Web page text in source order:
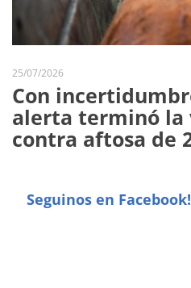
25/07/2026
Con
alerta terminó la
contra aftosa de
Seguinos en Facebook!